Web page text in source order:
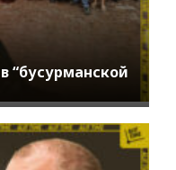
“бусурманской